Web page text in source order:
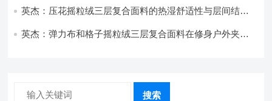
英杰：压花摇粒绒三层复合面料的热湿舒适性与层间结合
英杰：弹力布和格子摇粒绒三层复合面料在修身户外夹克
搜索